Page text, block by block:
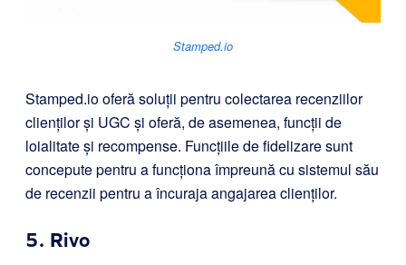
Stamped.io
Stamped.iooferă soluții pentru colectarea recenziilor
clienților și UGC și oferă, de asemenea, funcții de
loialitate și recompense. Funcțiile de fidelizare sunt
concepute pentru a funcționa împreună cu sistemul său
de recenzii pentru a încuraja angajarea clienților.
5. Rivo